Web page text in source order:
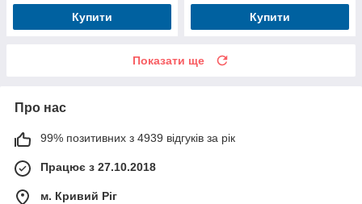
Купити Купити
Показати ще
Про нас
99% позитивних з 4939 відгуків за рік
Працює з 27.10.2018
м. Кривий Ріг